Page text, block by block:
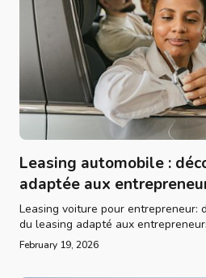
Leasing automobile :
adaptée aux
Leasing voiture pour entrepreneur:
du leasing adapté aux
February 19, 2026